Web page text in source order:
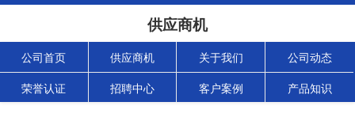
供应商机
公司首页 供应商机 关于我们 公司动态
荣誉认证 招聘中心 客户案例 产品知识